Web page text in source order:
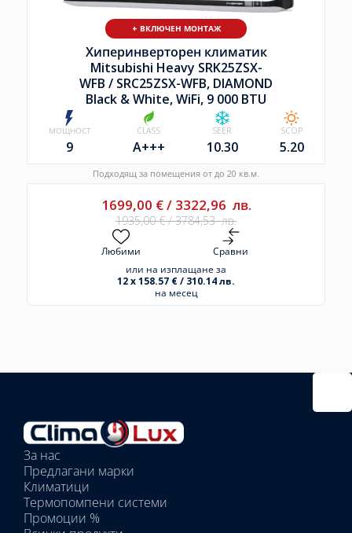
+ ВКЛЮЧЕН МОНТАЖ
Хиперинверторен климатик
Mitsubishi Heavy SRK25ZSX-
WFB / SRC25ZSX-WFB, DIAMOND
Black & White, WiFi, 9 000 BTU
МОЩНОСТ
9
CLASS
A+++
SEER
10.30
SCOP
5.20
Подходящ за помещения от до 20 кв.м.
1699,00 €/ 3322,96 лв.
1935,00€/3784,53лв.
Любими
Сравни
или на изплащане за
12 x 158.57 € / 310.14 лв.
на месец
Избрани
вътрешни
тела:
Избрано
тяло:
За нас
Предлагани марки
Климатици
Термопомпени системи
Промоции %